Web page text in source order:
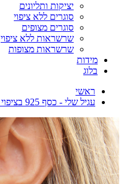
יציקות ותליונים
סוגרים ללא ציפוי
סוגרים מצופים
שרשראות ללא ציפוי
שרשראות מצופות
מידות
בלוג
ראשי
עגיל שלי - כסף 925 בציפוי זהב מיקרוני